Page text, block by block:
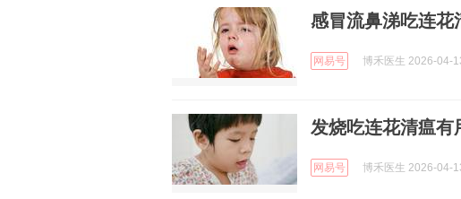
感冒流鼻涕吃连花
网易号 博禾医生 2026-04-
发烧吃连花清瘟有
网易号 博禾医生 2026-04-